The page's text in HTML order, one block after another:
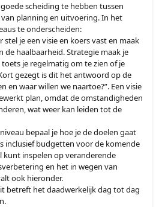
scheiding te hebben tussen
planning en uitvoering. In het
te onderscheiden:
stel je een visie en koers vast en maak
de haalbaarheid. Strategie maak je
je regelmatig om te zien of je
gezegt is dit het antwoord op de
en waar willen we naartoe?”. Een visie
plan, omdat de omstandigheden
wat weer kan leiden tot de
bepaal je hoe je de doelen gaat
inclusief budgetten voor de komende
kunt inspelen op veranderende
en het in wegen van
ook hieronder.
betreft het daadwerkelijk dag tot dag